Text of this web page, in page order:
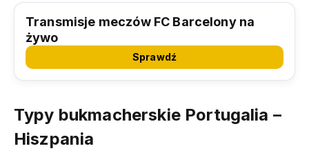
Transmisje meczów FC Barcelony na
żywo
Sprawdź
Typy bukmacherskie Portugalia –
Hiszpania